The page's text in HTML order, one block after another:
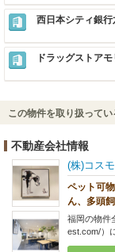
西日本シティ銀
ドラッグストア
この物件を取り扱って
不動産会社情報
(株)コス
ペット可
ん、多頭
福岡の物件
est.com/）